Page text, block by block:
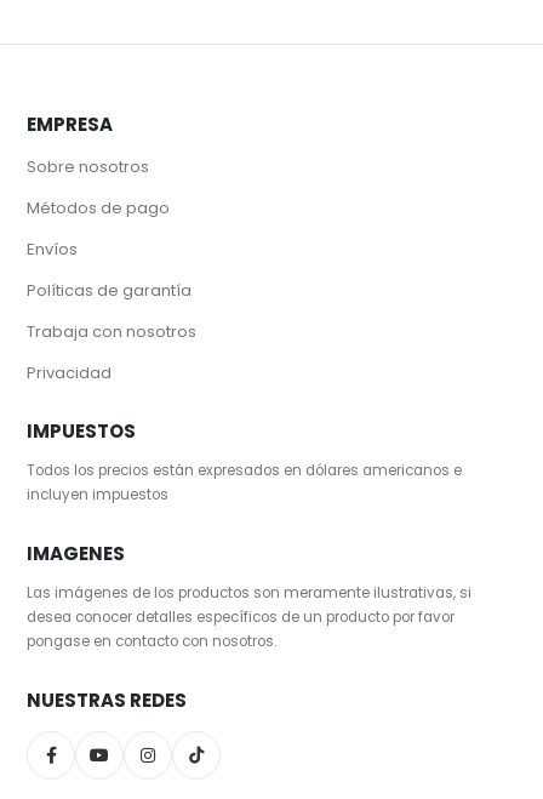
EMPRESA
Sobre nosotros
Métodos de pago
Envíos
Políticas de garantía
Trabaja con nosotros
Privacidad
IMPUESTOS
Todos los precios están expresados en dólares americanos e
incluyen impuestos
IMAGENES
Las imágenes de los productos son meramente ilustrativas, si
desea conocer detalles específicos de un producto por favor
pongase en contacto con nosotros.
NUESTRAS REDES